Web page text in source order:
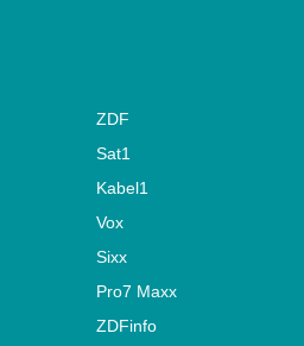
ZDF
Sat1
Kabel1
Vox
Sixx
Pro7 Maxx
ZDFinfo